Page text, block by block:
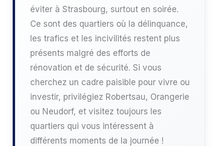
éviter à Strasbourg, surtout en soirée.
Ce sont des quartiers où la délinquance,
les trafics et les incivilités restent plus
présents malgré des efforts de
rénovation et de sécurité. Si vous
cherchez un cadre paisible pour vivre ou
investir, privilégiez Robertsau, Orangerie
ou Neudorf, et visitez toujours les
quartiers qui vous intéressent à
différents moments de la journée !